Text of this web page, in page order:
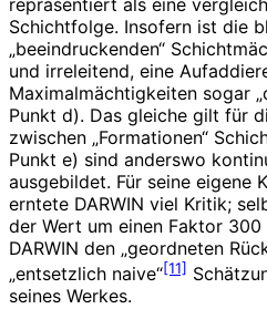
repräsentiert als eine
Schichtfolge. Insofern ist die
„beeindruckenden“
und irreleitend, eine
Maximalmächtigkeiten sogar
Punkt d). Das gleiche gilt für
zwischen „Formationen“
Punkt e) sind anderswo
ausgebildet. Für seine eigene
erntete DARWIN viel Kritik;
der Wert um einen Faktor
DARWIN den „geordneten
„entsetzlich naive“[11]
seines Werkes.